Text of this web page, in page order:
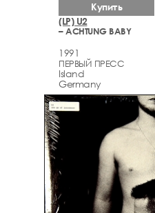
(LP) U2
– ACHTUNG BABY
1991
ПЕРВЫЙ ПРЕСС
Island
Germany
Купить